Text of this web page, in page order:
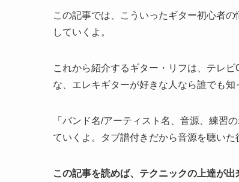
この記事では、こういったギター初心者
していくよ。
これから紹介するギター・リフは、テレ
な、エレキギターが好きな人なら誰でも知
「バンド名/アーティスト名、音源、練習
ていくよ。タブ譜付きだから音源を聴いた
この記事を読めば、テクニックの上達が